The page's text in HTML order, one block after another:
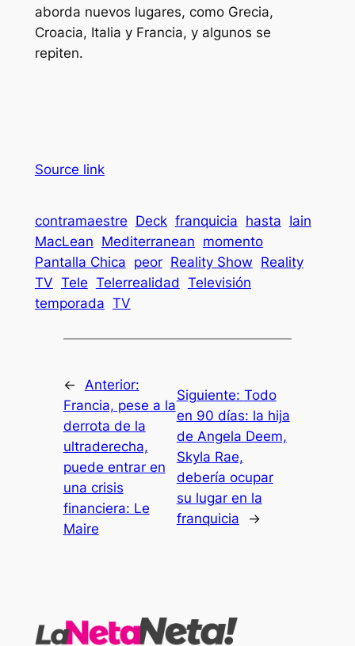
aborda nuevos lugares, como Grecia,
Croacia, Italia y Francia, y algunos se
repiten.
Source link
contramaestre Deck franquicia hasta Iain
MacLean Mediterranean momento
Pantalla Chica peor Reality Show Reality
TV Tele Telerrealidad Televisión
temporada TV
← Anterior:
Francia, pese a la
derrota de la
ultraderecha,
puede entrar en
una crisis
financiera: Le
Maire
Siguiente: Todo
en 90 días: la hija
de Angela Deem,
Skyla Rae,
debería ocupar
su lugar en la
franquicia
→